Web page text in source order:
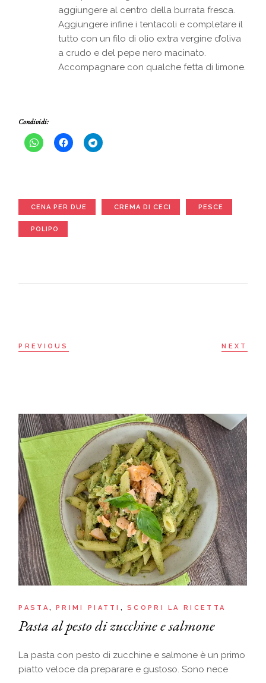
aggiungere al centro della burrata fresca.
Aggiungere infine i tentacoli e completare il
tutto con un filo di olio extra vergine d’oliva
a crudo e del pepe nero macinato.
Accompagnare con qualche fetta di limone.
Condividi:
CENA PER DUE CREMA DI CECI PESCE
POLIPO
PREVIOUS NEXT
PASTA PRIMI PIATTI SCOPRI LA RICETTA
Pasta al pesto di zucchine e salmone
La pasta con pesto di zucchine e salmone è un primo
piatto veloce da preparare e gustoso. Sono nece